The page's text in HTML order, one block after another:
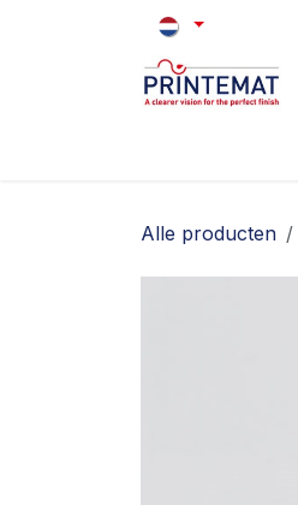
Overslaan naar inhoud
Alle producten